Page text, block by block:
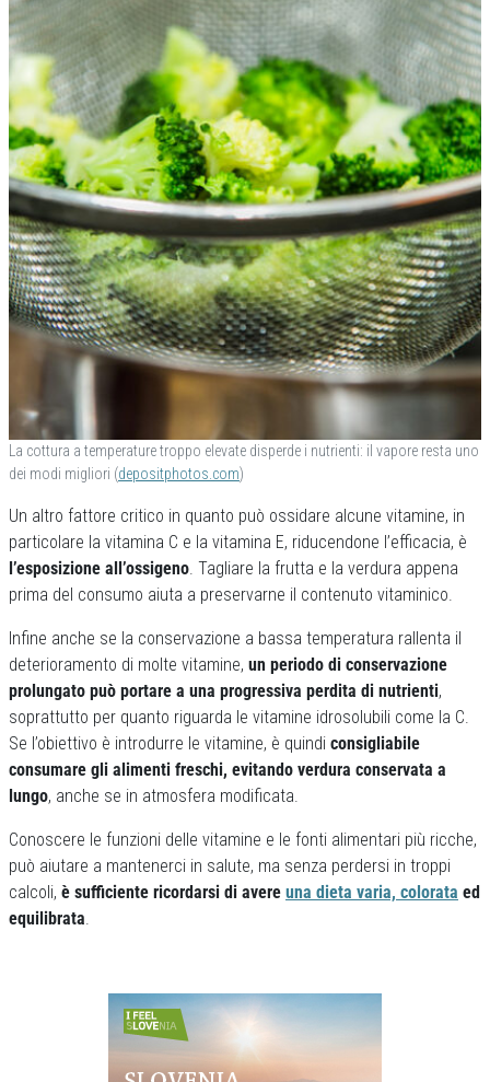
La cottura a temperature troppo elevate disperde i nutrienti: il vapore resta uno
dei modi migliori (depositphotos.com)
Un altro fattore critico in quanto può ossidare alcune vitamine, in
particolare la vitamina C e la vitamina E, riducendone l’efficacia, è
l’esposizione all’ossigeno. Tagliare la frutta e la verdura appena
prima del consumo aiuta a preservarne il contenuto vitaminico.
Infine anche se la conservazione a bassa temperatura rallenta il
deterioramento di molte vitamine, un periodo di conservazione
prolungato può portare a una progressiva perdita di nutrienti,
soprattutto per quanto riguarda le vitamine idrosolubili come la C.
Se l’obiettivo è introdurre le vitamine, è quindi consigliabile
consumare gli alimenti freschi, evitando verdura conservata a
lungo, anche se in atmosfera modificata.
Conoscere le funzioni delle vitamine e le fonti alimentari più ricche,
può aiutare a mantenerci in salute, ma senza perdersi in troppi
calcoli, è sufficiente ricordarsi di avere una dieta varia, colorata ed
equilibrata.
Previous